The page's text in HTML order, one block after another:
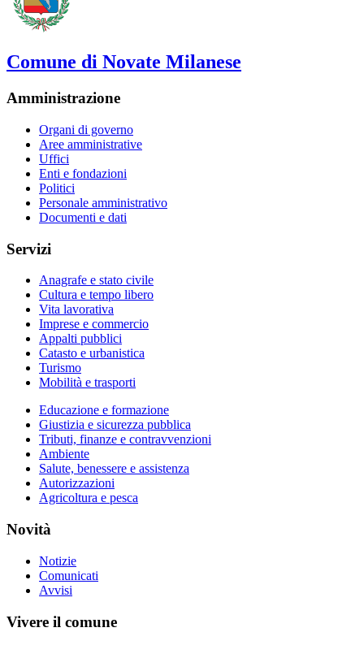
Comune di Novate Milanese
Amministrazione
Organi di governo
Aree amministrative
Uffici
Enti e fondazioni
Politici
Personale amministrativo
Documenti e dati
Servizi
Anagrafe e stato civile
Cultura e tempo libero
Vita lavorativa
Imprese e commercio
Appalti pubblici
Catasto e urbanistica
Turismo
Mobilità e trasporti
Educazione e formazione
Giustizia e sicurezza pubblica
Tributi, finanze e contravvenzioni
Ambiente
Salute, benessere e assistenza
Autorizzazioni
Agricoltura e pesca
Novità
Notizie
Comunicati
Avvisi
Vivere il comune